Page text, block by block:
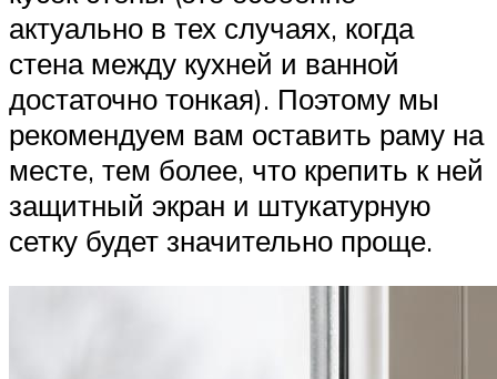
актуально в тех случаях, когда
стена между кухней и ванной
достаточно тонкая). Поэтому мы
рекомендуем вам оставить раму на
месте, тем более, что крепить к ней
защитный экран и штукатурную
сетку будет значительно проще.